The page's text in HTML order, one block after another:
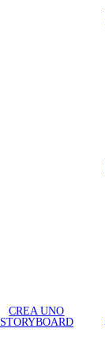
CREA UNO
STORYBOARD